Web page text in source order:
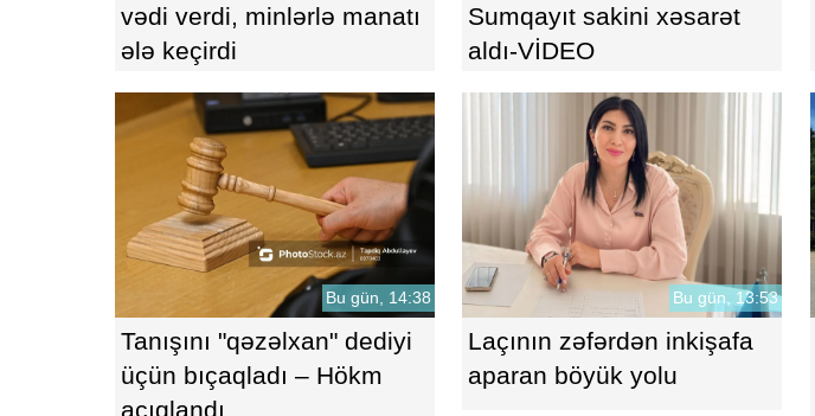
vədi verdi, minlərlə manatı
ələ keçirdi
Sumqayıt sakini xəsarət
aldı-VİDEO
Bu gün, 14:38
Tanışını "qəzəlxan" dediyi
üçün bıçaqladı – Hökm
açıqlandı
Bu gün, 13:53
Laçının zəfərdən inkişafa
aparan böyük yolu